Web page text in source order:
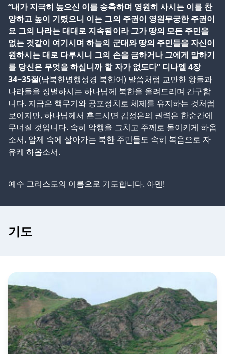
“내가 지극히 높으신 이를 송축하며 영원히 사시는 이를 찬
양하고 높이 기렸으니 이는 그의 주권이 영원무궁한 주권이
요 그의 나라는 대대로 지속됨이라 그가 땅의 모든 주민을
없는 것같이 여기시며 하늘의 군대와 땅의 주민들을 자신이
원하시는 대로 다루시니 그의 손을 금하거나 그에게 말하기
를 당신은 무엇을 하십니까 할 자가 없도다” 디나엘 4장
34~35절(남북한병행성경 북한어) 말씀처럼 교만한 왕들과
나라들을 징벌하시는 하나님께 북한을 올려드리며 간구합
니다. 지금은 핵무기와 공포정치로 체제를 유지하는 것처럼
보이지만, 하나님께서 흔드시면 김정은의 권력은 한순간에
무너질 것입니다. 속히 악행을 그치고 주께로 돌이키게 하옵
소서. 압제 속에 살아가는 북한 주민들도 속히 복음으로 자
유케 하옵소서.
예수 그리스도의 이름으로 기도합니다. 아멘!
기도